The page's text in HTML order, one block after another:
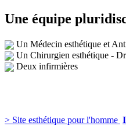
Une équipe
Un Médecin esthétique et
Un Chirurgien esthétique -
Deux infirmières
> Site esthétique pour l'homme